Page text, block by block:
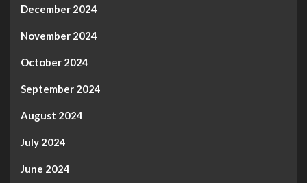
December 2024
November 2024
October 2024
September 2024
August 2024
July 2024
June 2024